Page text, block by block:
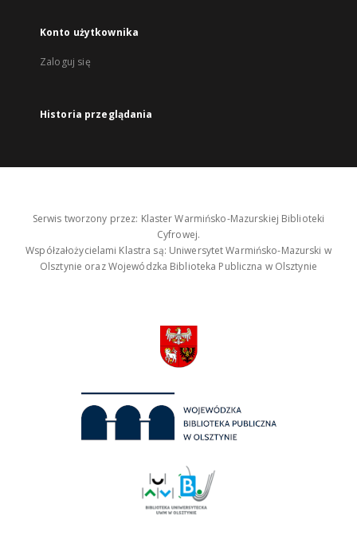
Konto użytkownika
Zaloguj się
Historia przeglądania
Serwis tworzony przez: Klaster Warmińsko-Mazurskiej Biblioteki
Cyfrowej.
Współzałożycielami Klastra są: Uniwersytet Warmińsko-Mazurski w
Olsztynie oraz Wojewódzka Biblioteka Publiczna w Olsztynie